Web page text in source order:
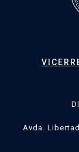
Avda.